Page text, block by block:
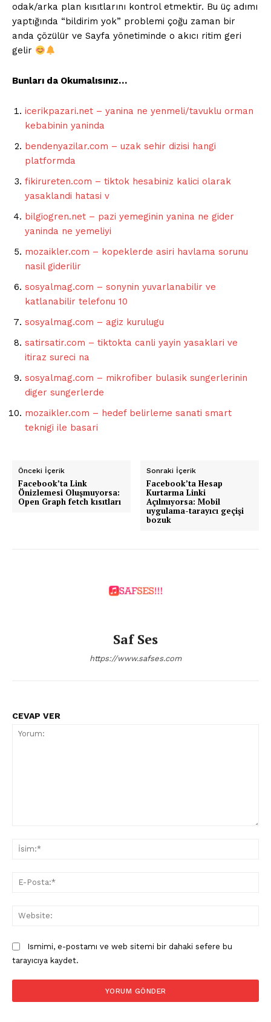
odak/arka plan kısıtlarını kontrol etmektir. Bu üç adımı
yaptığında “bildirim yok” problemi çoğu zaman bir
anda çözülür ve Sayfa yönetiminde o akıcı ritim geri
gelir
Bunları da Okumalısınız…
icerikpazari.net – yanina ne yenmeli/tavuklu orman
kebabinin yaninda
bendenyazilar.com – uzak sehir dizisi hangi
platformda
fikirureten.com – tiktok hesabiniz kalici olarak
yasaklandi hatasi v
bilgiogren.net – pazi yemeginin yanina ne gider
yaninda ne yemeliyi
mozaikler.com – kopeklerde asiri havlama sorunu
nasil giderilir
sosyalmag.com – sonynin yuvarlanabilir ve
katlanabilir telefonu 10
sosyalmag.com – agiz kurulugu
satirsatir.com – tiktokta canli yayin yasaklari ve
itiraz sureci na
sosyalmag.com – mikrofiber bulasik sungerlerinin
diger sungerlerde
mozaikler.com – hedef belirleme sanati smart
teknigi ile basari
Önceki İçerik
Facebook’ta Link
Önizlemesi Oluşmuyorsa:
Open Graph fetch kısıtları
Sonraki İçerik
Facebook’ta Hesap
Kurtarma Linki
Açılmıyorsa: Mobil
uygulama-tarayıcı geçişi
bozuk
Saf Ses
https://www.safses.com
CEVAP VER
Ismimi, e-postamı ve web sitemi bir dahaki sefere bu
tarayıcıya kaydet.